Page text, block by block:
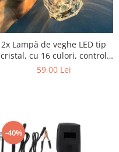
2x Lampă de veghe LED tip
cristal, cu 16 culori, control
tactil si telecomandă
59,00 Lei
-40%